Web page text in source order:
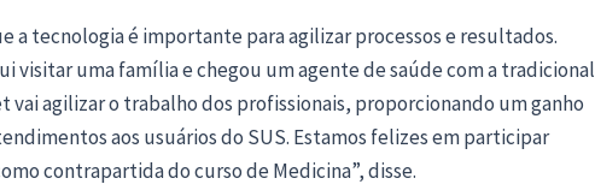
a tecnologia é importante para agilizar processos e resultados.
visitar uma família e chegou um agente de saúde com a tradicional
vai agilizar o trabalho dos profissionais, proporcionando um ganho
aos usuários do SUS. Estamos felizes em participar
contrapartida do curso de Medicina”, disse.